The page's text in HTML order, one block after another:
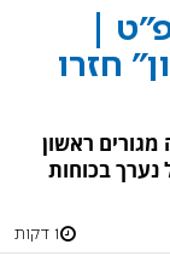
|
חזרו
ראשון
נערך בכוחות
1 דקות